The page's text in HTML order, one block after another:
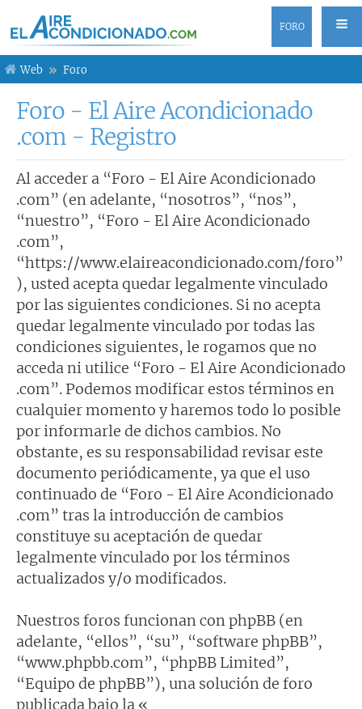
FORO
Web Foro
Foro - El Aire Acondicionado
.com - Registro
Al acceder a “Foro - El Aire Acondicionado
.com” (en adelante, “nosotros”, “nos”,
“nuestro”, “Foro - El Aire Acondicionado
.com”,
“https://www.elaireacondicionado.com/foro”
), usted acepta quedar legalmente vinculado
por las siguientes condiciones. Si no acepta
quedar legalmente vinculado por todas las
condiciones siguientes, le rogamos que no
acceda ni utilice “Foro - El Aire Acondicionado
.com”. Podemos modificar estos términos en
cualquier momento y haremos todo lo posible
por informarle de dichos cambios. No
obstante, es su responsabilidad revisar este
documento periódicamente, ya que el uso
continuado de “Foro - El Aire Acondicionado
.com” tras la introducción de cambios
constituye su aceptación de quedar
legalmente vinculado por los términos
actualizados y/o modificados.
Nuestros foros funcionan con phpBB (en
adelante, “ellos”, “su”, “software phpBB”,
“www.phpbb.com”, “phpBB Limited”,
“Equipo de phpBB”), una solución de foro
publicada bajo la «